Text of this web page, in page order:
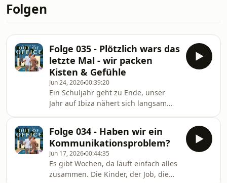
Folgen
Folge 035 - Plötzlich wars das
letzte Mal - wir packen
Kisten & Gefühle
Jun 24, 202600:39:20
Ein Schuljahr geht zu Ende, unser
Jahr auf Ibiza nähert sich langsam
Veränderungen und Emotionen in
den letzten Monaten entstanden
sind.In dieser Folge nehmen wir euch
mit in eine Woche voller Abschiede,
Stolz-Momente und Gedanken über
Folge 034 - Haben wir ein
Kommunikationsproblem?
Jun 17, 202600:44:35
Es gibt Wochen, da läuft einfach alles
zusammen. Die Kinder, der Job, die